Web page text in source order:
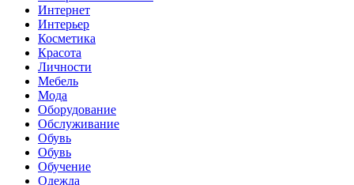
Интернет
Интерьер
Косметика
Красота
Личности
Мебель
Мода
Оборудование
Обслуживание
Обувь
Обувь
Обучение
Одежда